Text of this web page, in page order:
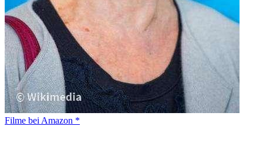
Filme bei Amazon *